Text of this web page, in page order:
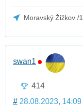
Moravský Žižkov /
swan1
414
# 28.08.2023, 14:09